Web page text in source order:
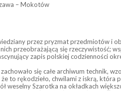
– Mokotów
przez pryzmat przedmiotów i
przeobrażającą się rzeczywistość;
zapis polskiej codzienności
się całe archiwum
to rękodzieło, chwilami z iskrą,
weselny Szarotka na okładkach